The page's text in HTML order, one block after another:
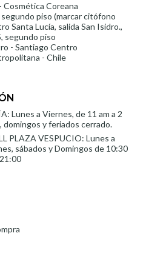
Cosmética Coreana
piso (marcar citófono
Santa Lucía, salida San Isidro.,
segundo piso
- Santiago Centro
- Chile
Lunes a Viernes, de 11 am a 2
domingos y feriados cerrado.
PLAZA VESPUCIO: Lunes a
sábados y Domingos de 10:30